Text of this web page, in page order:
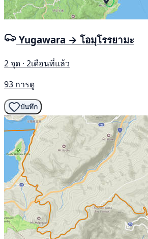
Yugawara → โอมุโรรยามะ
2 จุด · 2เดือนที่แล้ว
93 การดู
บันทึก